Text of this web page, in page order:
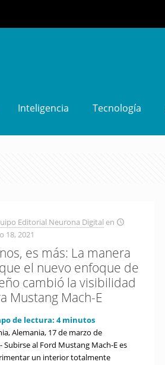
Inteligencia Tecnología
Editorial Neurona Digital en
18, 2021
es más: La manera
el nuevo enfoque de
cambió la visibilidad
Mustang Mach-E
de lectura:4 minutos
Alemania, 17 de marzo de
Subirse al Ford Mustang Mach-E es
un interior totalmente